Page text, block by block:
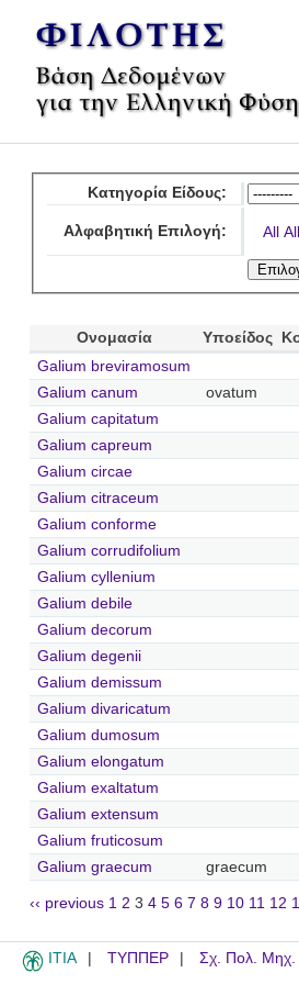
Κατηγορία Είδους:
Αλφαβητική Επιλογή: All All
Ονομασία Υποείδος
Galium breviramosum
Galium canum
ovatum
Galium capitatum
Galium capreum
Galium circae
Galium citraceum
Galium conforme
Galium corrudifolium
Galium cyllenium
Galium debile
Galium decorum
Galium degenii
Galium demissum
Galium divaricatum
Galium dumosum
Galium elongatum
Galium exaltatum
Galium extensum
Galium fruticosum
Galium graecum
graecum
‹‹ previous 1 2 3 4 5 6 7 8 9 10 11 12
ITIA ΤΥΠΠΕΡ Σχ. Πολ.